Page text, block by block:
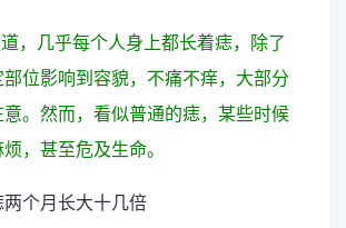
，几乎每个人身上都长着痣，除了
位影响到容貌，不痛不痒，大部分
意。然而，看似普通的痣，某些时候
，甚至危及生命。
个月长大十几倍